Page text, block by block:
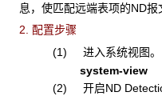
息，使匹配远端表项的ND报
2. 配置步骤
(1) 进入系统视图。
system-view
(2) 开启ND